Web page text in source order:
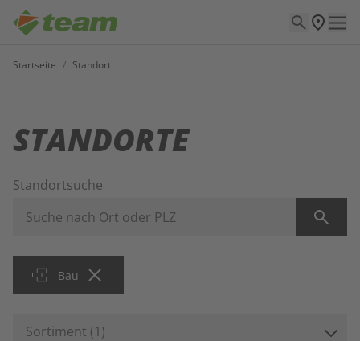
Startseite / Standort
STANDORTE
Standortsuche
Bau
Sortiment (1)